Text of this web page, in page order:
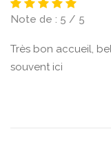
Note de : 5 / 5
Très bon accueil,
souvent ici